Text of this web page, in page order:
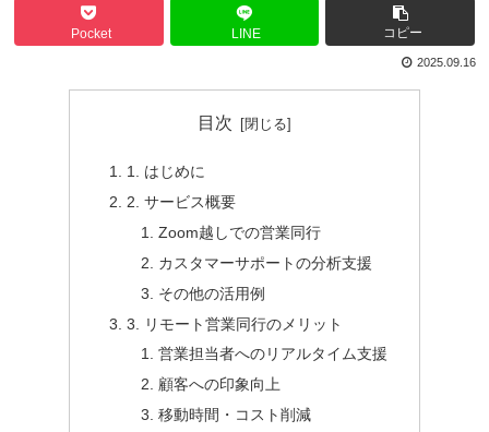
Pocket LINE コピー
2025.09.16
目次
1. はじめに
2. サービス概要
Zoom越しでの営業同行
カスタマーサポートの分析支援
その他の活用例
3. リモート営業同行のメリット
営業担当者へのリアルタイム支援
顧客への印象向上
移動時間・コスト削減